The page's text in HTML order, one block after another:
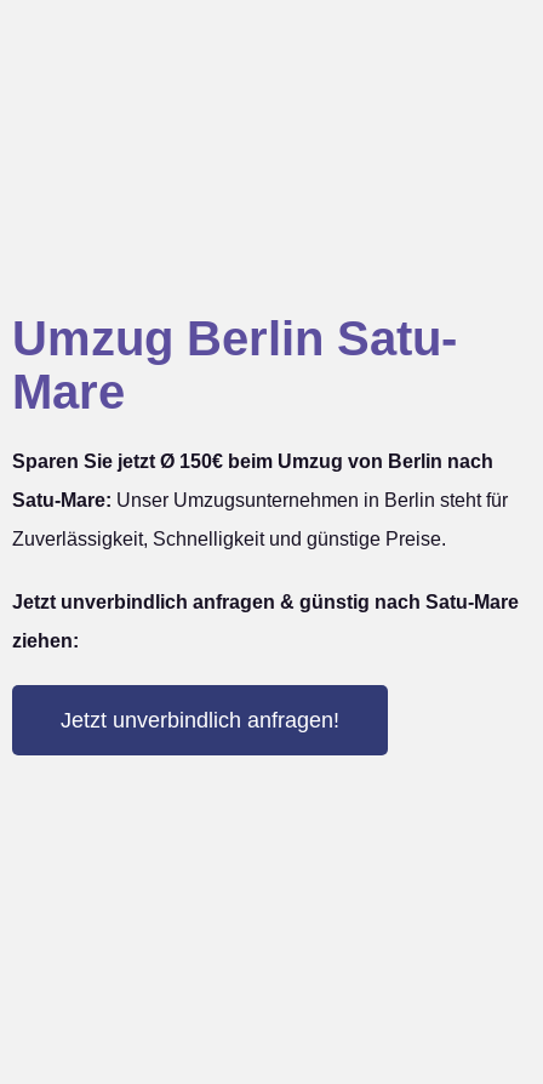
Umzug Berlin Satu-
Mare
Sparen Sie jetzt Ø 150€ beim Umzug von Berlin nach
Satu-Mare: Unser Umzugsunternehmen in Berlin steht für
Zuverlässigkeit, Schnelligkeit und günstige Preise.
Jetzt unverbindlich anfragen & günstig nach Satu-Mare
ziehen:
Jetzt unverbindlich anfragen!